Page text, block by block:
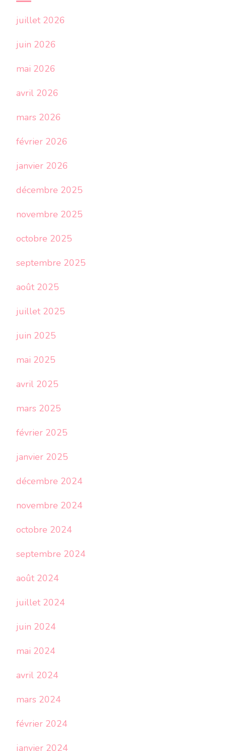
juillet 2026
juin 2026
mai 2026
avril 2026
mars 2026
février 2026
janvier 2026
décembre 2025
novembre 2025
octobre 2025
septembre 2025
août 2025
juillet 2025
juin 2025
mai 2025
avril 2025
mars 2025
février 2025
janvier 2025
décembre 2024
novembre 2024
octobre 2024
septembre 2024
août 2024
juillet 2024
juin 2024
mai 2024
avril 2024
mars 2024
février 2024
janvier 2024